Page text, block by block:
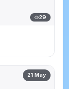
29
21 May